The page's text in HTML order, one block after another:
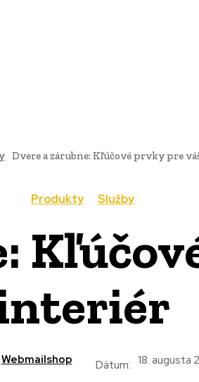
Dvere a zárubne: Kľúčové prvky pre
Produkty Služby
Webmailshop Dátum: 18. augusta